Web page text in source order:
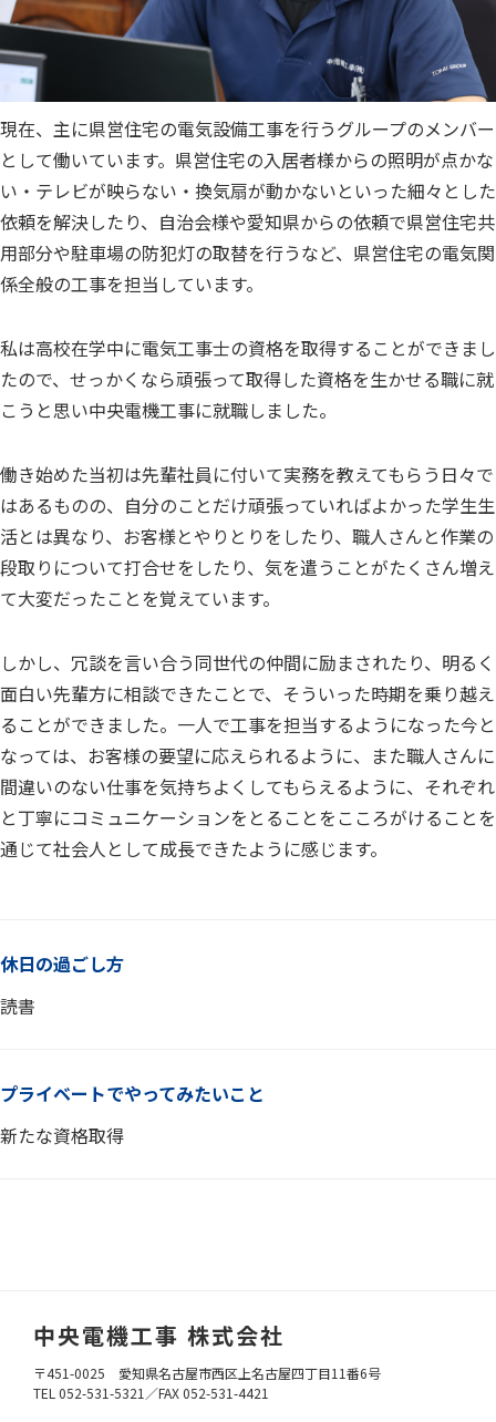
現在、主に県営住宅の電気設備工事を行うグループのメンバー
として働いています。県営住宅の入居者様からの照明が点かな
い・テレビが映らない・換気扇が動かないといった細々とした
依頼を解決したり、自治会様や愛知県からの依頼で県営住宅共
用部分や駐車場の防犯灯の取替を行うなど、県営住宅の電気関
係全般の工事を担当しています。
私は高校在学中に電気工事士の資格を取得することができまし
たので、せっかくなら頑張って取得した資格を生かせる職に就
こうと思い中央電機工事に就職しました。
働き始めた当初は先輩社員に付いて実務を教えてもらう日々で
はあるものの、自分のことだけ頑張っていればよかった学生生
活とは異なり、お客様とやりとりをしたり、職人さんと作業の
段取りについて打合せをしたり、気を遣うことがたくさん増え
て大変だったことを覚えています。
しかし、冗談を言い合う同世代の仲間に励まされたり、明るく
面白い先輩方に相談できたことで、そういった時期を乗り越え
ることができました。一人で工事を担当するようになった今と
なっては、お客様の要望に応えられるように、また職人さんに
間違いのない仕事を気持ちよくしてもらえるように、それぞれ
と丁寧にコミュニケーションをとることをこころがけることを
通じて社会人として成長できたように感じます。
休日の過ごし方
読書
プライベートでやってみたいこと
新たな資格取得
中央電機工事 株式会社
〒451-0025 愛知県名古屋市西区上名古屋四丁目11番6号
TEL 052-531-5321／FAX 052-531-4421